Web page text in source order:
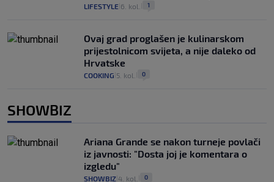
LIFESTYLE 6. kol. 1
Ovaj grad proglašen je kulinarskom
prijestolnicom svijeta, a nije daleko od
Hrvatske
COOKING 5. kol. 0
SHOWBIZ
Ariana Grande se nakon turneje povlači
iz javnosti: "Dosta joj je komentara o
izgledu"
SHOWBIZ 4. kol. 0